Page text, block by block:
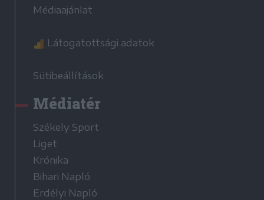
Médiaajánlat
Látogatottsági adatok
Sütibeállítások
Médiatér
Székely Sport
Liget
Krónika
Bihari Napló
Erdélyi Napló